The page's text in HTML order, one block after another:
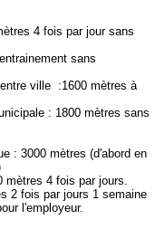
4 fois par jour sans
sans
ville :1600 mètres à
: 1800 mètres sans
: 3000 mètres (d'abord en
mètres 4 fois par jours.
2 fois par jours 1 semaine
l'employeur.